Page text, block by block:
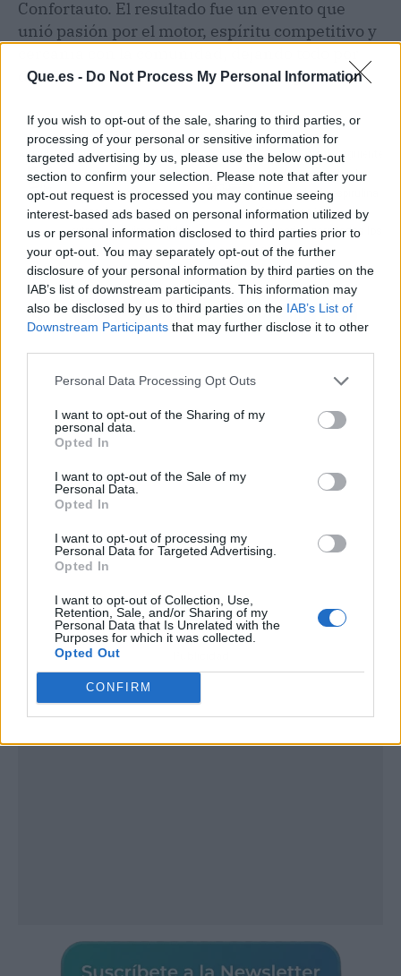
Que.es - Do Not Process My Personal Information
If you wish to opt-out of the sale, sharing to third parties, or
processing of your personal or sensitive information for
targeted advertising by us, please use the below opt-out
section to confirm your selection. Please note that after your
opt-out request is processed you may continue seeing
interest-based ads based on personal information utilized by
us or personal information disclosed to third parties prior to
your opt-out. You may separately opt-out of the further
disclosure of your personal information by third parties on the
IAB’s list of downstream participants. This information may
also be disclosed by us to third parties on the IAB’s List of
Downstream Participants that may further disclose it to other
Personal Data Processing Opt Outs
I want to opt-out of the Sharing of my
personal data.
Opted In
I want to opt-out of the Sale of my
Personal Data.
Opted In
I want to opt-out of processing my
Personal Data for Targeted Advertising.
Opted In
I want to opt-out of Collection, Use,
Retention, Sale, and/or Sharing of my
Personal Data that Is Unrelated with the
Purposes for which it was collected.
Opted Out
CONFIRM
Confortauto. El resultado fue un evento que
unió pasión por el motor, espíritu competitivo y
decidir en las últimas citas de la temporada.
Artículo anterior
Esencia de Córdoba y su
compromiso con un
aceite de oliva virgen
extra de máxima calidad
Artículo siguiente
Catalunya impulsa la
producción de espirulina
fresca con ideas
culinarias para todos los
gustos